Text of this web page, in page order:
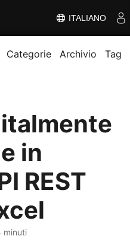
ITALIANO
Categorie Archivio Tag
in
REST
minuti